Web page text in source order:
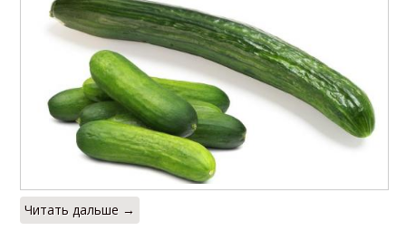
Читать дальше →